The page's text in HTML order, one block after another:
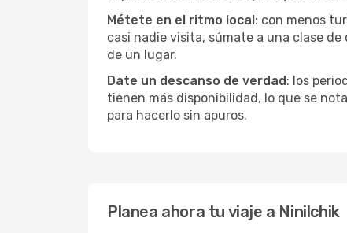
Métete en el ritmo local: con menos
casi nadie visita, súmate a una clase
de un lugar.
Date un descanso de verdad: los
tienen más disponibilidad, lo que se
para hacerlo sin apuros.
Planea ahora tu viaje a Ninilchik